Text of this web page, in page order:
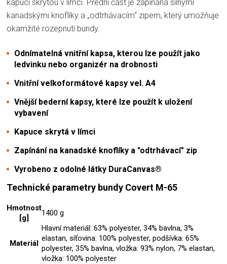
kapucí skrytou v límci. Přední část je zapínána silnými
kanadskými knoflíky a „odtrhávacím“ zipem, který umožňuje
okamžité rozepnutí bundy.
Odnímatelná vnitřní kapsa, kterou lze použít jako
ledvinku nebo organizér na drobnosti
Vnitřní velkoformátové kapsy vel. A4
Vnější bederní kapsy, které lze použít k uložení
vybavení
Kapuce skrytá v límci
Zapínání na kanadské knoflíky a "odtrhávací" zip
Vyrobeno z odolné látky DuraCanvas®
Technické parametry bundy Covert M-65
Hmotnost
[g]
1400 g
Materiál
Hlavní materiál: 63% polyester, 34% bavlna, 3%
elastan, síťovina: 100% polyester, podšívka: 65%
polyester, 35% bavlna, vložka: 93% nylon, 7% elastan,
vložka: 100% polyester